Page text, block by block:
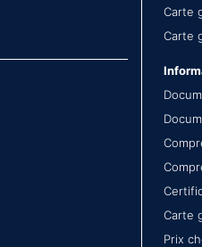
Carte
Carte
Carte
Prix